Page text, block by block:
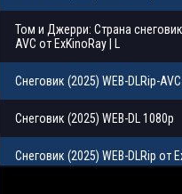
Том и Джерри: Страна
AVC от ExKinoRay | L
Снеговик (2025) WEB-DLRip-
Снеговик (2025) WEB-DL 1080p
Снеговик (2025) WEB-DLRip от